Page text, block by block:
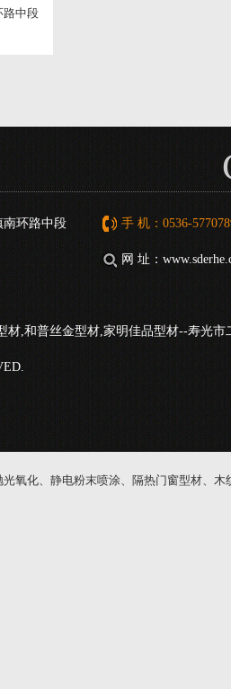
路中段
南环路中段 手 机：0536-
网 址：
材,和普丝金型材,家明佳品型材--寿光市
氧化、静电粉末喷涂、隔热门窗型材、